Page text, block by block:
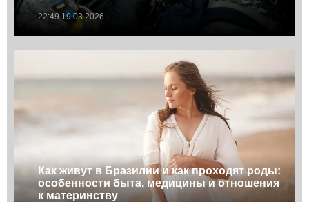
22:49 19.03.2026
Как живут в Бразилии и как проходят роды:
особенности быта, медицины и отношения
к материнству